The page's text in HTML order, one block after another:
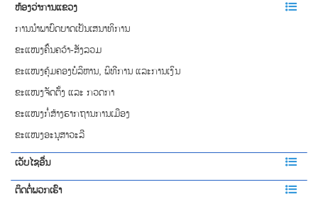
ຫ້ອງວ່າການແຂວງ
ການ​​ນຳພາ​ບົດບາດ​​ເປັນເສນາ​ທິການ
ຂະແໜງຄົ້ນຄວ້າ-ສັງລວມ
ຂະແໜງຄຸ້ມຄອງບໍລິຫານ, ພິທີການ ແລະການເງິນ
ຂະແໜງຈັດຕັ້ງ ແລະ ກວດກາ
ຂະແໜງກໍ່ສ້າງຮາກຖານການເມືອງ
ຂະແໜງອະນຸສາວະລີ
ເວັບໄຊອື່ນ
ຕິດຕໍ່ພວກເຮົາ